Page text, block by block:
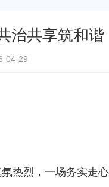
治共享筑和谐
04-29
烈，一场务实走